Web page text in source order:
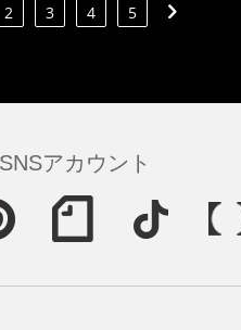
2 3 4 5
アカウント